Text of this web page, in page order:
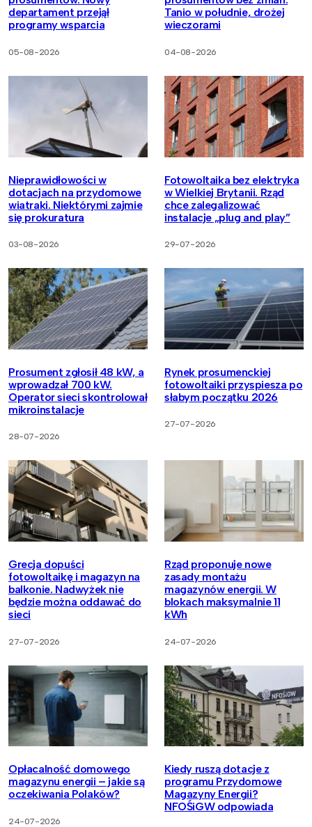
departament przejął
programy wsparcia
05-08-2026
Tanio w południe, drożej
wieczorami
04-08-2026
Nieprawidłowości w
dotacjach na przydomowe
wiatraki. Niektórymi zajmie
się prokuratura
03-08-2026
Fotowoltaika bez elektryka
w Wielkiej Brytanii. Rząd
chce zalegalizować
instalacje „plug and play”
29-07-2026
Prosument zgłosił 48 kW, a
wprowadzał 700 kW.
Operator sieci skontrolował
mikroinstalacje
28-07-2026
Rynek prosumenckiej
fotowoltaiki przyspiesza po
słabym początku 2026
27-07-2026
Grecja dopuści
fotowoltaikę i magazyn na
balkonie. Nadwyżek nie
będzie można oddawać do
sieci
27-07-2026
Rząd proponuje nowe
zasady montażu
magazynów energii. W
blokach maksymalnie 11
kWh
24-07-2026
Opłacalność domowego
magazynu energii – jakie są
oczekiwania Polaków?
24-07-2026
Kiedy ruszą dotacje z
programu Przydomowe
Magazyny Energii?
NFOŚiGW odpowiada